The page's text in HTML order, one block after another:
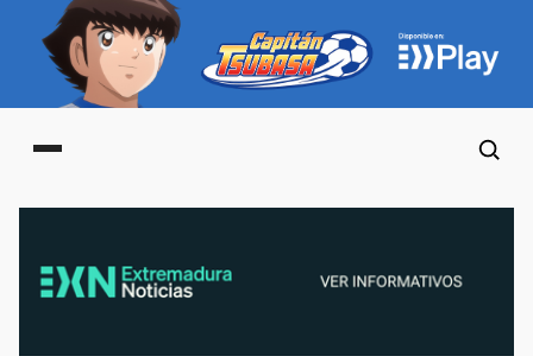
Main menu